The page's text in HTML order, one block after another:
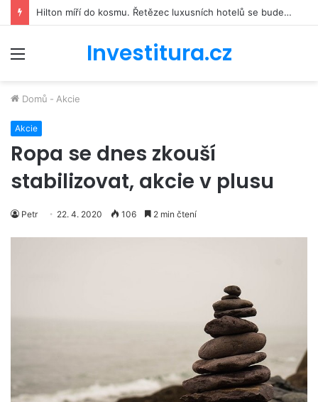
Hilton míří do kosmu. Řetězec luxusních hotelů se bude podílet na stavbě vesmírné stanice Starlab
Investitura.cz
Domů - Akcie
Akcie
Ropa se dnes zkouší
stabilizovat, akcie v plusu
Petr 22. 4. 2020 106 2 min čtení